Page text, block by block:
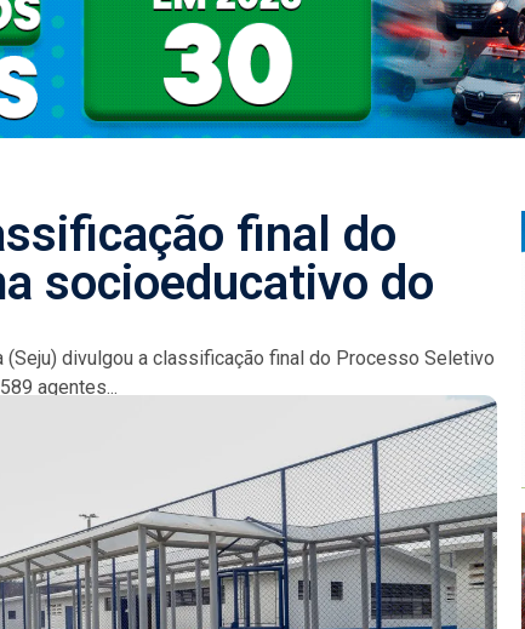
final do
socioeducativo do
divulgou a classificação final do Processo Seletivo
agentes...